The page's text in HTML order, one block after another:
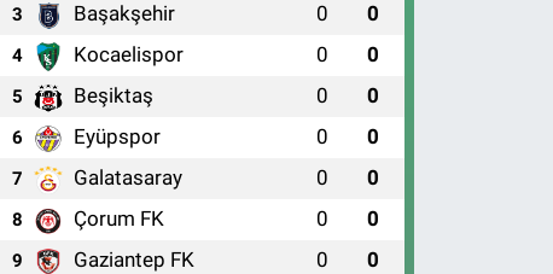
3 Başakşehir 0 0
4 Kocaelispor 0 0
5 Beşiktaş 0 0
6 Eyüpspor 0 0
7 Galatasaray 0 0
8 Çorum FK 0 0
9 Gaziantep FK 0 0